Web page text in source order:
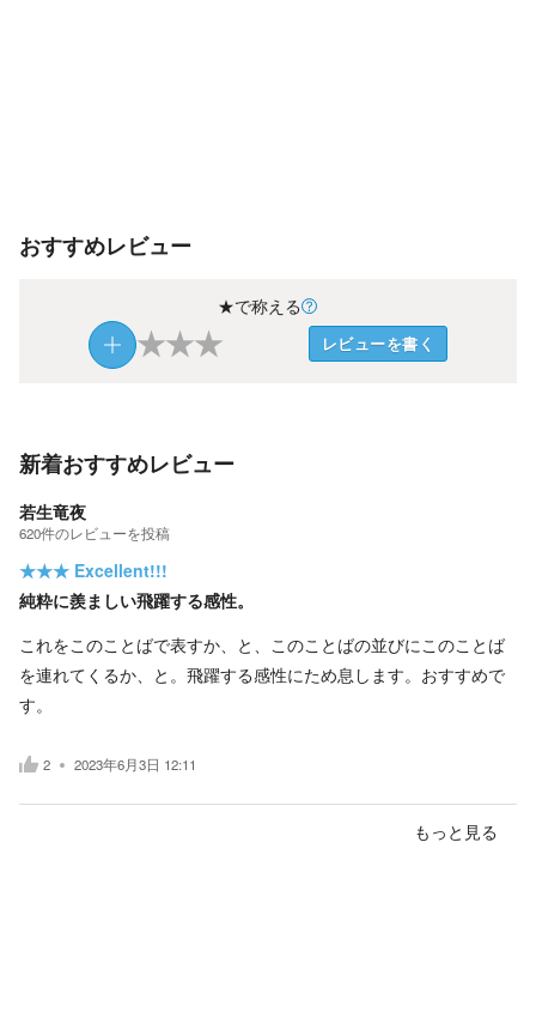
おすすめレビュー
★で称える
★★★ レビューを書く
新着おすすめレビュー
若生竜夜
620件のレビューを投稿
★★★ Excellent!!!
純粋に羨ましい飛躍する感性。
これをこのことばで表すか、と、このことばの並びにこのことば
を連れてくるか、と。飛躍する感性にため息します。おすすめで
す。
2 2023年6月3日 12:11
もっと見る